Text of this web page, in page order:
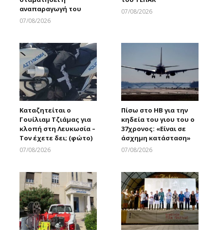
αναπαραγωγή του
07/08/2026
07/08/2026
Καταζητείται ο
Γουίλιαμ Τζιάμας για
κλοπή στη Λευκωσία –
Τον έχετε δει; (φώτο)
07/08/2026
Πίσω στο ΗΒ για την
κηδεία του γιου του ο
37χρονος: «Είναι σε
άσχημη κατάσταση»
07/08/2026